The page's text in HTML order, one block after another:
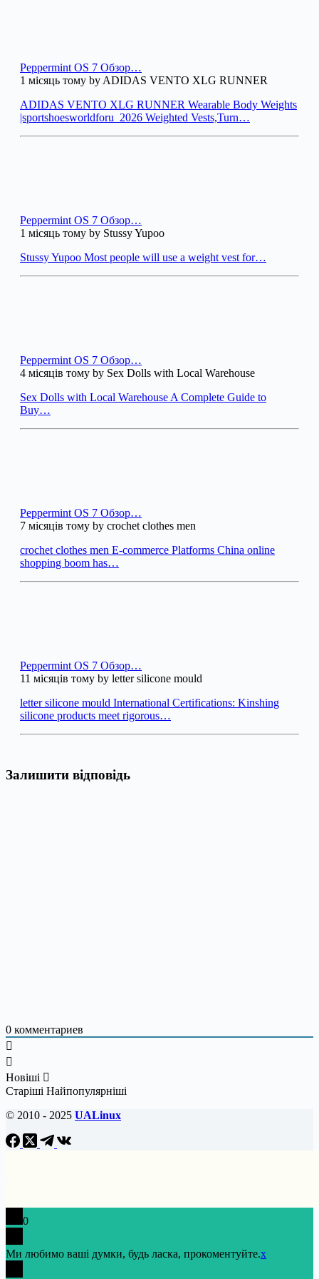
Peppermint OS 7 Обзор…
1 місяць тому by ADIDAS VENTO XLG RUNNER
ADIDAS VENTO XLG RUNNER Wearable Body Weights
|sportshoesworldforu_2026 Weighted Vests,Turn…
Peppermint OS 7 Обзор…
1 місяць тому by Stussy Yupoo
Stussy Yupoo Most people will use a weight vest for…
Peppermint OS 7 Обзор…
4 місяців тому by Sex Dolls with Local Warehouse
Sex Dolls with Local Warehouse A Complete Guide to
Buy…
Peppermint OS 7 Обзор…
7 місяців тому by crochet clothes men
crochet clothes men E-commerce Platforms China online
shopping boom has…
Peppermint OS 7 Обзор…
11 місяців тому by letter silicone mould
letter silicone mould International Certifications: Kinshing
silicone products meet rigorous…
Залишити відповідь
0 комментариев
Новіші
Старіші Найпопулярніші
© 2010 - 2025 UALinux
0
Ми любимо ваші думки, будь ласка, прокоментуйте.x